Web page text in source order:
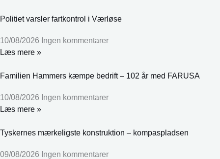
Politiet varsler fartkontrol i Værløse
10/08/2026 Ingen kommentarer
Læs mere »
Familien Hammers kæmpe bedrift – 102 år med FARUSA
10/08/2026 Ingen kommentarer
Læs mere »
Tyskernes mærkeligste konstruktion – kompaspladsen
09/08/2026 Ingen kommentarer